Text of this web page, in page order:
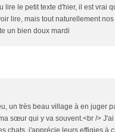
lire le petit texte d'hier, il est vrai
lire, mais tout naturellement
un bien doux mardi
un très beau village à en juger
sœur qui y va souvent.<br />
chats, j'apprécie leurs effigies à